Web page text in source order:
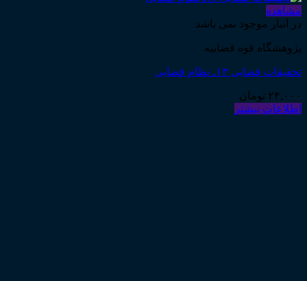
مشاهده
در انبار موجود نمی باشد
پژوهشگاه قوه قضاییه
تحقیقات قضایی ۱۳ـ نظام قضایی
۲۴,۰۰۰ تومان
اطلاعات بیشتر